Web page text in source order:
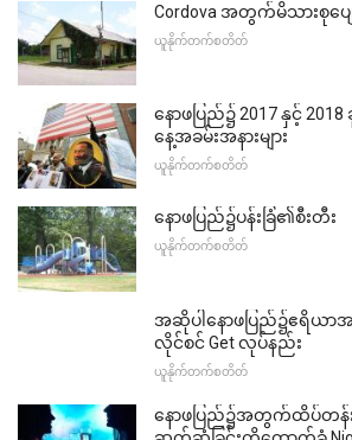
Cordova အတွက်မိသားစုပျ
ယူနိုက်တက်စတိတ်
နောဖပြည်၌ 2017 နှင့်
နေ့အခမ်းအနားများ
ယူနိုက်တက်စတိတ်
နောဖပြည်၌ပန်းခြံ၏စီးတီး
ယူနိုက်တက်စတိတ်
အဆိုပါနောဖပြည်၌ဧရိယာ
လိုင်စင် Get လုပ်နည်း
ယူနိုက်တက်စတိတ်
နောဖပြည်၌အတွက်ထိပ်တန်း